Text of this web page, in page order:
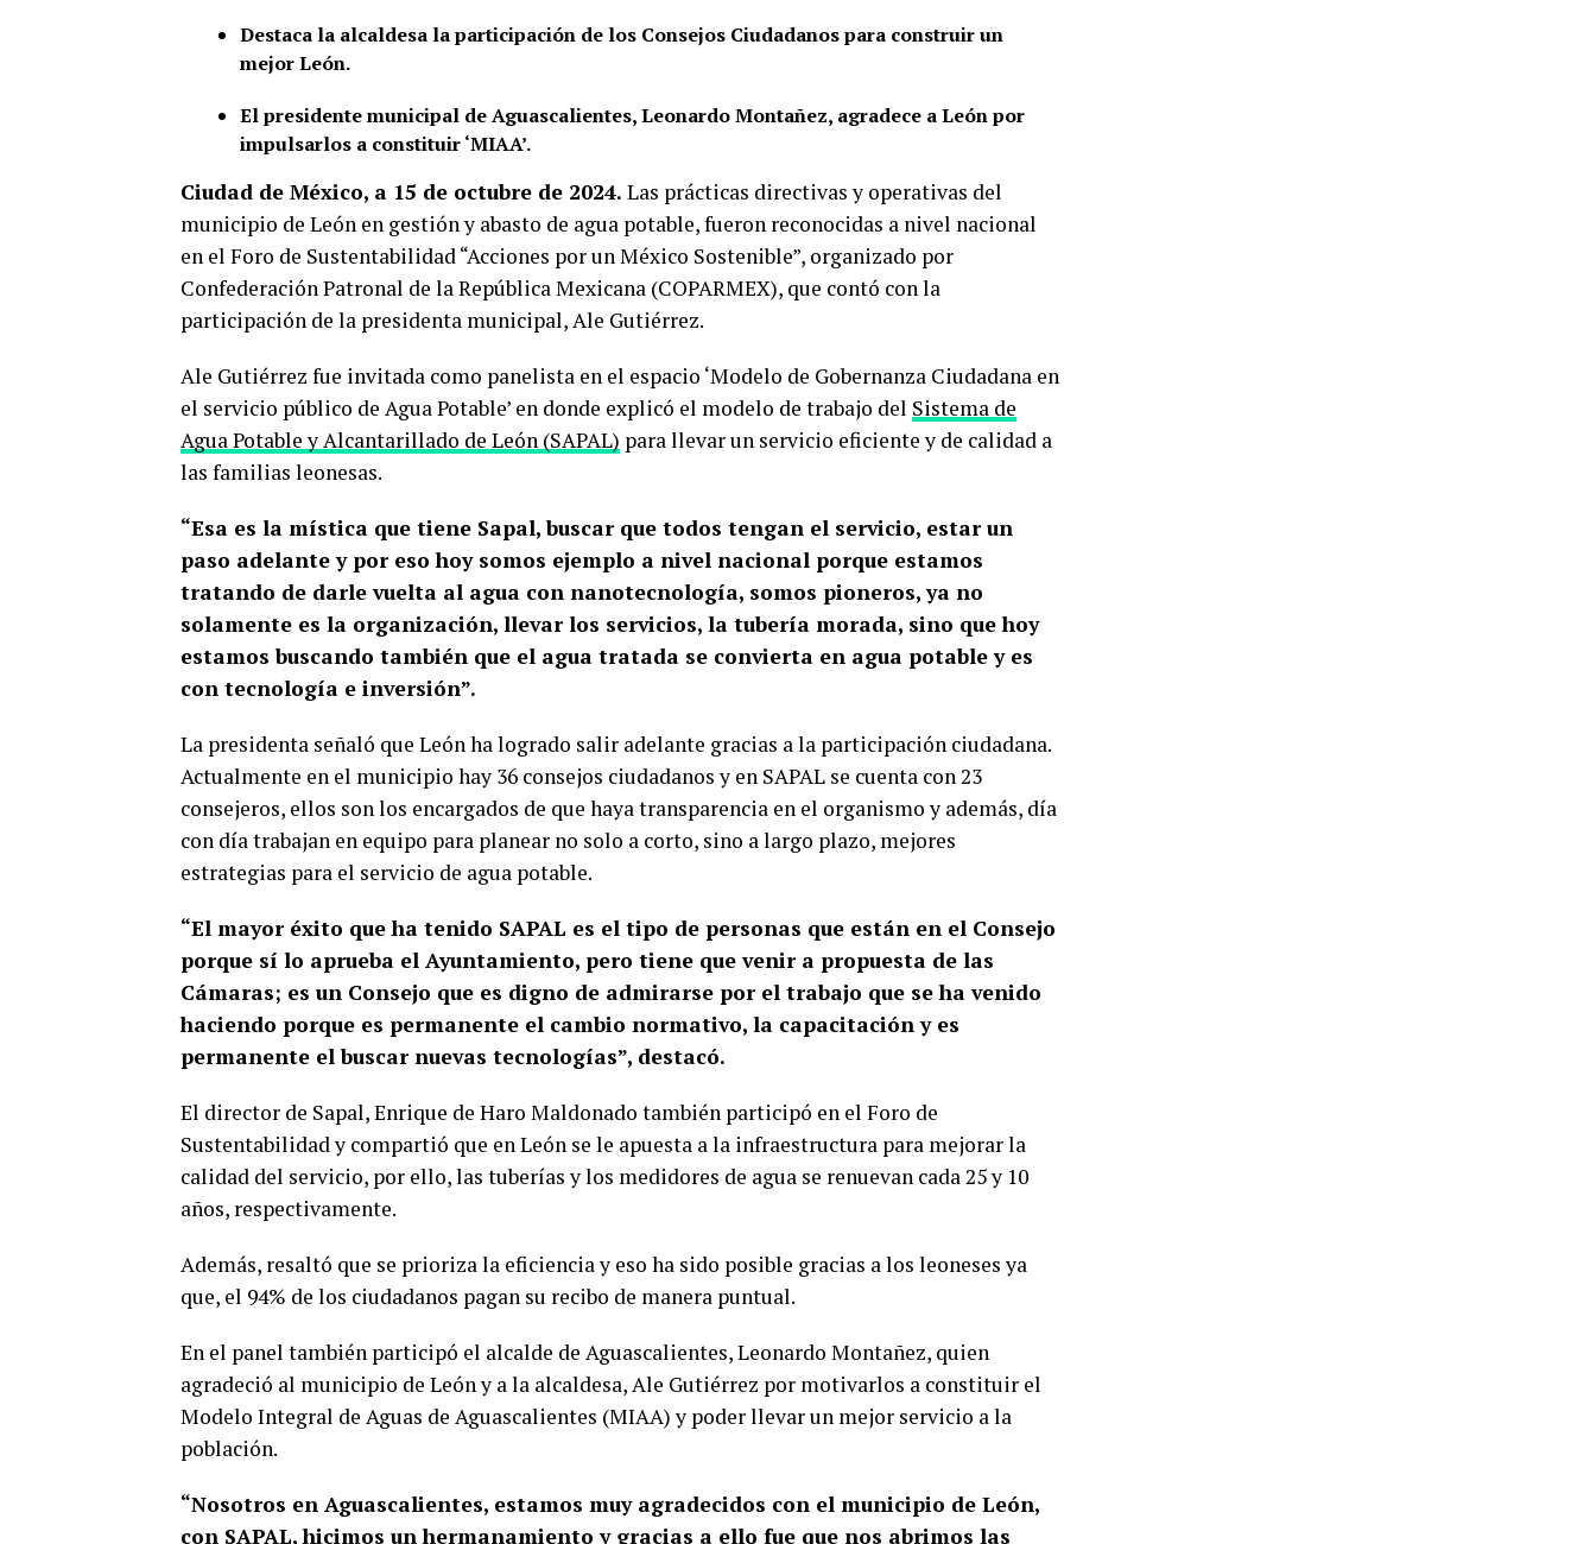
Destaca la alcaldesa la participación de los Consejos Ciudadanos para construir un
mejor León.
El presidente municipal de Aguascalientes, Leonardo Montañez, agradece a León por
impulsarlos a constituir ‘MIAA’.
Ciudad de México, a 15 de octubre de 2024. Las prácticas directivas y operativas del
municipio de León en gestión y abasto de agua potable, fueron reconocidas a nivel nacional
en el Foro de Sustentabilidad “Acciones por un México Sostenible”, organizado por
Confederación Patronal de la República Mexicana (COPARMEX), que contó con la
participación de la presidenta municipal, Ale Gutiérrez.
Ale Gutiérrez fue invitada como panelista en el espacio ‘Modelo de Gobernanza Ciudadana en
el servicio público de Agua Potable’ en donde explicó el modelo de trabajo del Sistema de
Agua Potable y Alcantarillado de León (SAPAL) para llevar un servicio eficiente y de calidad a
las familias leonesas.
“Esa es la mística que tiene Sapal, buscar que todos tengan el servicio, estar un
paso adelante y por eso hoy somos ejemplo a nivel nacional porque estamos
tratando de darle vuelta al agua con nanotecnología, somos pioneros, ya no
solamente es la organización, llevar los servicios, la tubería morada, sino que hoy
estamos buscando también que el agua tratada se convierta en agua potable y es
con tecnología e inversión”.
La presidenta señaló que León ha logrado salir adelante gracias a la participación ciudadana.
Actualmente en el municipio hay 36 consejos ciudadanos y en SAPAL se cuenta con 23
consejeros, ellos son los encargados de que haya transparencia en el organismo y además, día
con día trabajan en equipo para planear no solo a corto, sino a largo plazo, mejores
estrategias para el servicio de agua potable.
“El mayor éxito que ha tenido SAPAL es el tipo de personas que están en el Consejo
porque sí lo aprueba el Ayuntamiento, pero tiene que venir a propuesta de las
Cámaras; es un Consejo que es digno de admirarse por el trabajo que se ha venido
haciendo porque es permanente el cambio normativo, la capacitación y es
permanente el buscar nuevas tecnologías”, destacó.
El director de Sapal, Enrique de Haro Maldonado también participó en el Foro de
Sustentabilidad y compartió que en León se le apuesta a la infraestructura para mejorar la
calidad del servicio, por ello, las tuberías y los medidores de agua se renuevan cada 25 y 10
años, respectivamente.
Además, resaltó que se prioriza la eficiencia y eso ha sido posible gracias a los leoneses ya
que, el 94% de los ciudadanos pagan su recibo de manera puntual.
En el panel también participó el alcalde de Aguascalientes, Leonardo Montañez, quien
agradeció al municipio de León y a la alcaldesa, Ale Gutiérrez por motivarlos a constituir el
Modelo Integral de Aguas de Aguascalientes (MIAA) y poder llevar un mejor servicio a la
población.
“Nosotros en Aguascalientes, estamos muy agradecidos con el municipio de León,
con SAPAL, hicimos un hermanamiento y gracias a ello fue que nos abrimos las